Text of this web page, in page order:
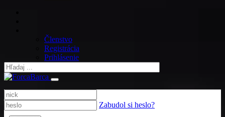
Členstvo
Registrácia
Prihlásenie
Zabudol si heslo?